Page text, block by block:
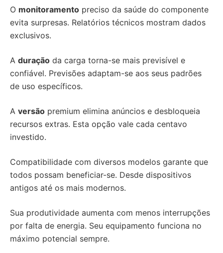
O monitoramento preciso da saúde do componente
evita surpresas. Relatórios técnicos mostram dados
exclusivos.
A duração da carga torna-se mais previsível e
confiável. Previsões adaptam-se aos seus padrões
de uso específicos.
A versão premium elimina anúncios e desbloqueia
recursos extras. Esta opção vale cada centavo
investido.
Compatibilidade com diversos modelos garante que
todos possam beneficiar-se. Desde dispositivos
antigos até os mais modernos.
Sua produtividade aumenta com menos interrupções
por falta de energia. Seu equipamento funciona no
máximo potencial sempre.